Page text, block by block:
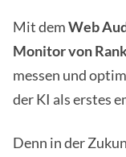
Mit demWeb
Monitor von
messen und
der KI als erstes
Denn in der